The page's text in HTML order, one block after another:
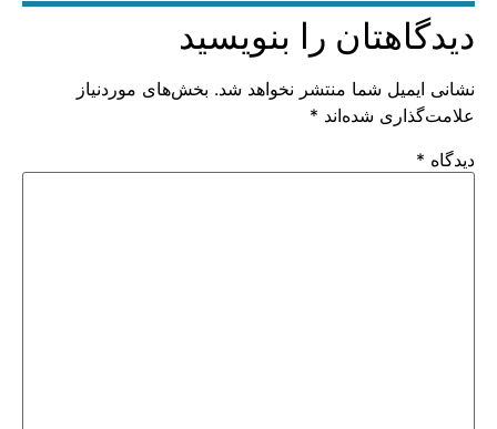
دیدگاهتان را بنویسید
نشانی ایمیل شما منتشر نخواهد شد. بخش‌های موردنیاز
علامت‌گذاری شده‌اند *
دیدگاه *